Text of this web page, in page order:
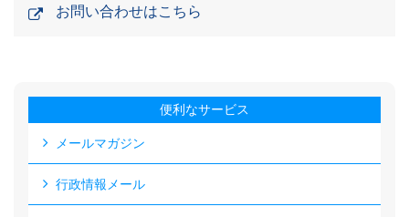
お問い合わせはこちら
便利なサービス
メールマガジン
行政情報メール